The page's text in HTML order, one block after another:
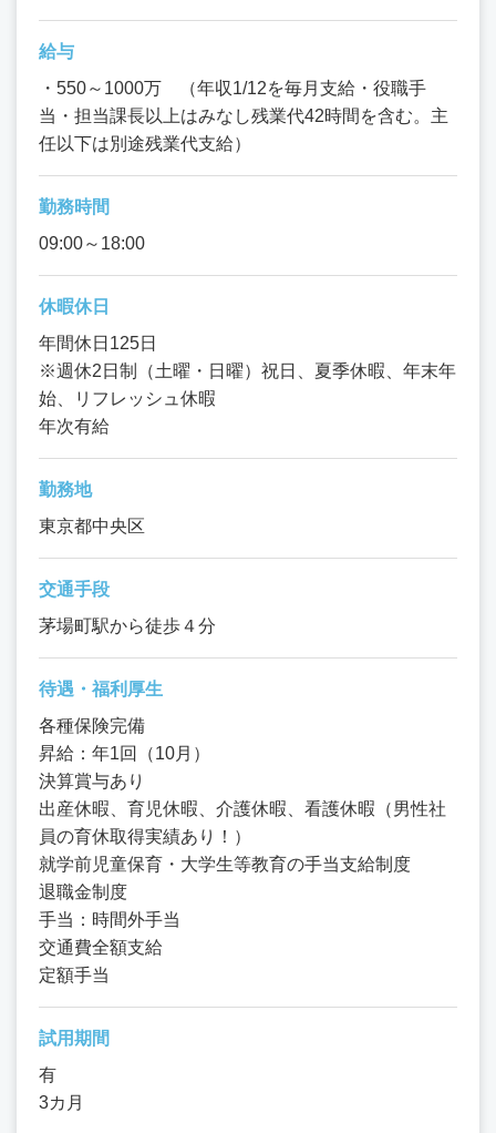
給与
・550～1000万 （年収1/12を毎月支給・役職手
当・担当課長以上はみなし残業代42時間を含む。主
任以下は別途残業代支給）
勤務時間
09:00～18:00
休暇休日
年間休日125日
※週休2日制（土曜・日曜）祝日、夏季休暇、年末年
始、リフレッシュ休暇
年次有給
勤務地
東京都中央区
交通手段
茅場町駅から徒歩４分
待遇・福利厚生
各種保険完備
昇給：年1回（10月）
決算賞与あり
出産休暇、育児休暇、介護休暇、看護休暇（男性社
員の育休取得実績あり！）
就学前児童保育・大学生等教育の手当支給制度
退職金制度
手当：時間外手当
交通費全額支給
定額手当
試用期間
有
3カ月